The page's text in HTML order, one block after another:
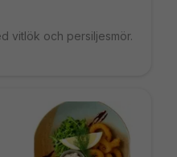
vitlök och persiljesmör.